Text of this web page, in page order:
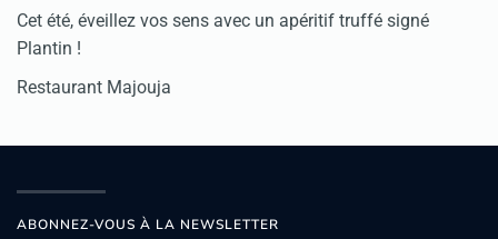
Cet été, éveillez vos sens avec un apéritif truffé signé
Plantin !
Restaurant Majouja
ABONNEZ-VOUS À LA NEWSLETTER